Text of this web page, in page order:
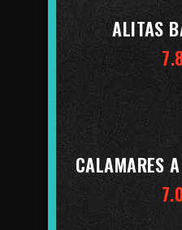
ALITAS
CALAMARES